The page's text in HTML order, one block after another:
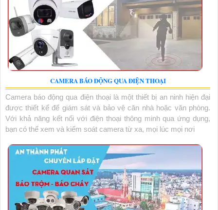
CAMERA BÁO ĐỘNG QUA ĐIỆN THOẠI
Camera báo động qua điện thoại là một thiết bị an ninh hiện đại
được thiết kế để giám sát và bảo vệ căn nhà hoặc văn phòng.
Với khả năng kết nối với điện thoại thông minh qua ứng dụng,
bạn có thể xem và kiểm soát camera từ xa, mọi lúc mọi nơi